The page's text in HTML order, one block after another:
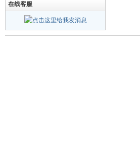
在线客服